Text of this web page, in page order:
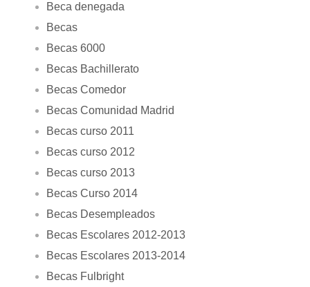
Beca denegada
Becas
Becas 6000
Becas Bachillerato
Becas Comedor
Becas Comunidad Madrid
Becas curso 2011
Becas curso 2012
Becas curso 2013
Becas Curso 2014
Becas Desempleados
Becas Escolares 2012-2013
Becas Escolares 2013-2014
Becas Fulbright